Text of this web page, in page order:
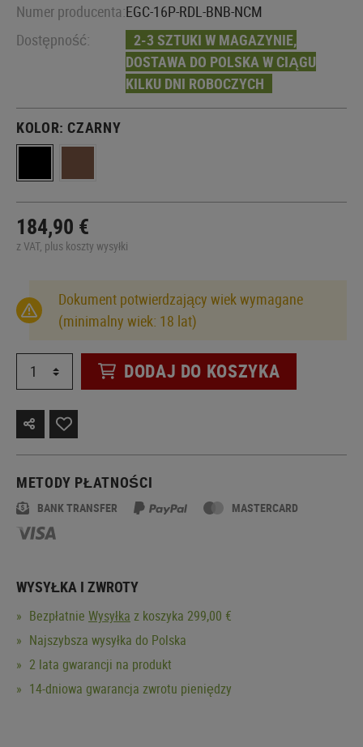
Numer producenta:EGC-16P-RDL-BNB-NCM
Dostępność:
2-3 SZTUKI W MAGAZYNIE,
DOSTAWA DO POLSKA W CIĄGU
KILKU DNI ROBOCZYCH
KOLOR: CZARNY
184,90 €
z VAT, plus koszty wysyłki
Dokument potwierdzający wiek wymagane
(minimalny wiek: 18 lat)
DODAJ DO KOSZYKA
METODY PŁATNOŚCI
BANK TRANSFER MASTERCARD
WYSYŁKA I ZWROTY
Bezpłatnie Wysyłka z koszyka 299,00 €
Najszybsza wysyłka do Polska
2 lata gwarancji na produkt
14-dniowa gwarancja zwrotu pieniędzy